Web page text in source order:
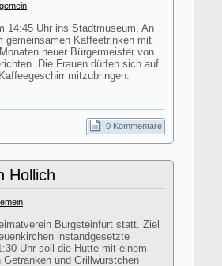
14:45 Uhr ins Stadtmuseum, An
gemeinsamen Kaffeetrinken mit
neuer Bürgermeister von
Die Frauen dürfen sich auf
mitzubringen.
0 Kommentare
Hollich
Burgsteinfurt statt. Ziel
instandgesetzte
Uhr soll die Hütte mit einem
und Grillwürstchen